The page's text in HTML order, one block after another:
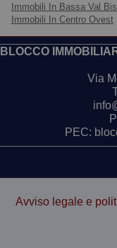
Immobili In Bassa Val
Immobili In Centro Ovest
BLOCCO
Via
PEC:
Avviso legale e